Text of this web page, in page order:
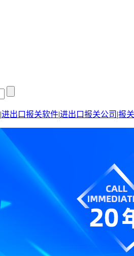
|进出口报关软件|进出口报关公司 |报